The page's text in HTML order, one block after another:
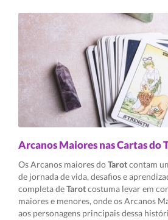
Arcanos Maiores nas Cartas do
Os Arcanos maiores doTarotcontam
de jornada de vida, desafios e
completa deTarotcostuma levar em
maiores e menores, onde os Arcanos
aos personagens principais dessa